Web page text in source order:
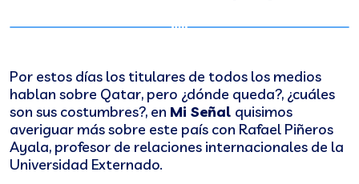
Por estos días los titulares de todos los medios
hablan sobre Qatar, pero ¿dónde queda?, ¿cuáles
son sus costumbres?, en Mi Señal quisimos
averiguar más sobre este país con Rafael Piñeros
Ayala, profesor de relaciones internacionales de la
Universidad Externado.